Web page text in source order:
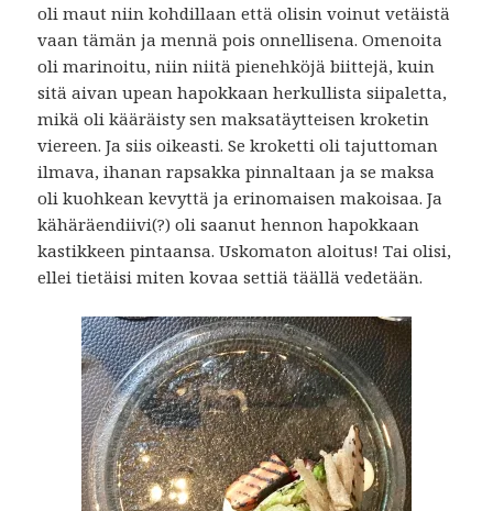
oli maut niin kohdillaan että olisin voinut vetäistä
vaan tämän ja mennä pois onnellisena. Omenoita
oli marinoitu, niin niitä pienehköjä biittejä, kuin
sitä aivan upean hapokkaan herkullista siipaletta,
mikä oli kääräisty sen maksatäytteisen kroketin
viereen. Ja siis oikeasti. Se kroketti oli tajuttoman
ilmava, ihanan rapsakka pinnaltaan ja se maksa
oli kuohkean kevyttä ja erinomaisen makoisaa. Ja
kähäräendiivi(?) oli saanut hennon hapokkaan
kastikkeen pintaansa. Uskomaton aloitus! Tai olisi,
ellei tietäisi miten kovaa settiä täällä vedetään.